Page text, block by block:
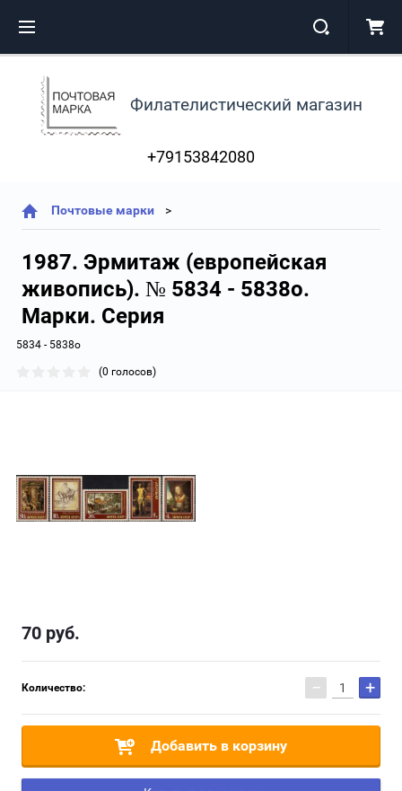
Филателистический магазин
+79153842080
Почтовые марки
1987. Эрмитаж (европейская
живопись). № 5834 - 5838о.
Марки. Серия
5834 - 5838о
(0 голосов)
70 руб.
Количество: − +
Добавить в корзину